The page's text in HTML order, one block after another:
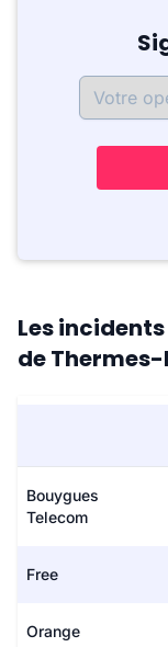
Les
de
Bouygues
Telecom
Free
Orange